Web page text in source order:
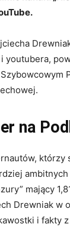
na
którzy
mający
Drewniak w
i fakty